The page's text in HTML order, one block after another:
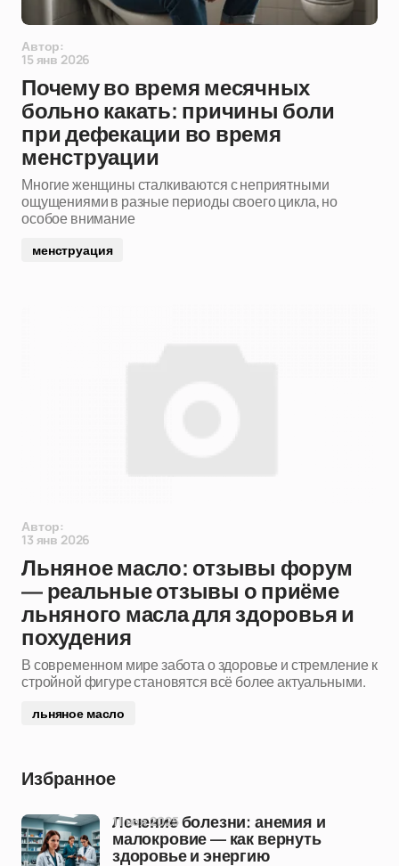
Автор:
15 янв 2026
Почему во время месячных
больно какать: причины боли
при дефекации во время
менструации
Многие женщины сталкиваются с неприятными
ощущениями в разные периоды своего цикла, но
особое внимание
менструация
Автор:
13 янв 2026
Льняное масло: отзывы форум
— реальные отзывы о приёме
льняного масла для здоровья и
похудения
В современном мире забота о здоровье и стремление к
стройной фигуре становятся всё более актуальными.
льняное масло
Избранное
Лечение болезни: анемия и
малокровие — как вернуть
здоровье и энергию
11 ноя 2025